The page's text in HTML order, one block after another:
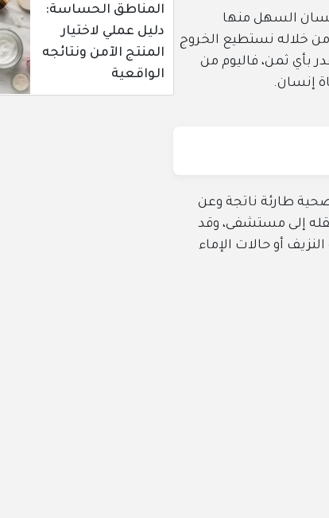
المناطق الحساسة:
دليل عملي لاختيار
المنتج الآمن ونتائجه
الخروج
من
وعن
وقد
الإماء